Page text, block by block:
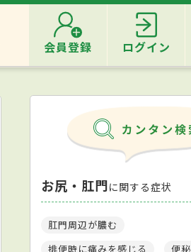
会員登録 ログイン
お尻・肛門に関する症状
肛門周辺が膿む
排便時に痛みを感じる
便秘